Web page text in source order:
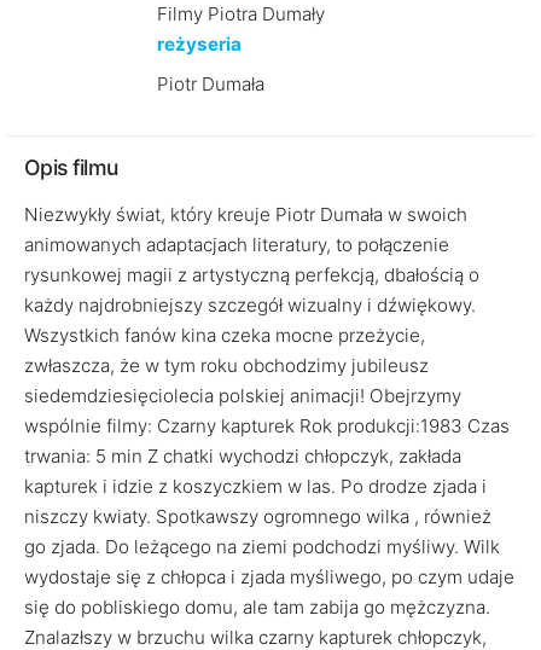
Filmy Piotra Dumały
reżyseria
Piotr Dumała
Opis filmu
Niezwykły świat, który kreuje Piotr Dumała w swoich
animowanych adaptacjach literatury, to połączenie
rysunkowej magii z artystyczną perfekcją, dbałością o
każdy najdrobniejszy szczegół wizualny i dźwiękowy.
Wszystkich fanów kina czeka mocne przeżycie,
zwłaszcza, że w tym roku obchodzimy jubileusz
siedemdziesięciolecia polskiej animacji! Obejrzymy
wspólnie filmy: Czarny kapturek Rok produkcji:1983 Czas
trwania: 5 min Z chatki wychodzi chłopczyk, zakłada
kapturek i idzie z koszyczkiem w las. Po drodze zjada i
niszczy kwiaty. Spotkawszy ogromnego wilka , również
go zjada. Do leżącego na ziemi podchodzi myśliwy. Wilk
wydostaje się z chłopca i zjada myśliwego, po czym udaje
się do pobliskiego domu, ale tam zabija go mężczyzna.
Znalazłszy w brzuchu wilka czarny kapturek chłopczyk,